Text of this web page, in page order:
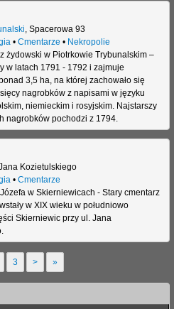
Spacerowa 93
• Cmentarze • Nekropolie
żydowski w Piotrkowie Trybunalskim –
w latach 1791 - 1792 i zajmuje
3,5 ha, na której zachowało się
nagrobków z napisami w języku
niemieckim i rosyjskim. Najstarszy
nagrobków pochodzi z 1794.
Kozietulskiego
• Cmentarze
w Skierniewicach - Stary cmentarz
w XIX wieku w południowo
Skierniewic przy ul. Jana
3 > »